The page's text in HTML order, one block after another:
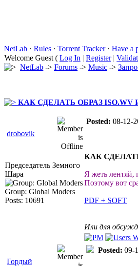
NetLab · Rules · Torrent Tracker· Have a
Welcome Guest ( Log In | Register|
NetLab -> Forums -> Music ->
КАК СДЕЛАТЬ ОБРАЗ ISO.WV
drobovik
Posted: 08-12-
Председатель Земного
Шара
Group: Global Moders
Posts: 10691
КАК
Я жеть лентяй,
Поэтому вот
PDF + SOFT
Или для
Гордый
Posted: 09-